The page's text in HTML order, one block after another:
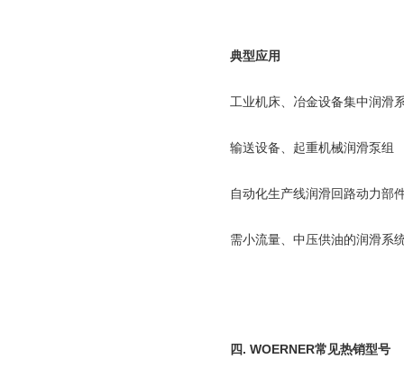
典型应用
工业机床、冶金设备集中润滑
输送设备、起重机械润滑泵组
自动化生产线润滑回路动力部
需小流量、中压供油的润滑系
四. WOERNER常见热销型号